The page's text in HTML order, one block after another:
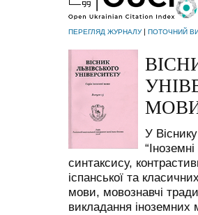
ПЕРЕГЛЯД ЖУРНАЛУ| ПОТОЧНИЙ
У
синтаксису,
іспанської та
мови, мовознавчі
викладання іноземних